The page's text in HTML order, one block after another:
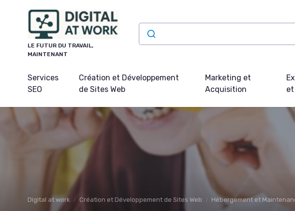
LE FUTUR DU TRAVAIL,
MAINTENANT
Services
SEO
Création et Développement
de Sites Web
Marketing et
Acquisition
et
Digital at work Création et Développement de Sites Web Hébergement et